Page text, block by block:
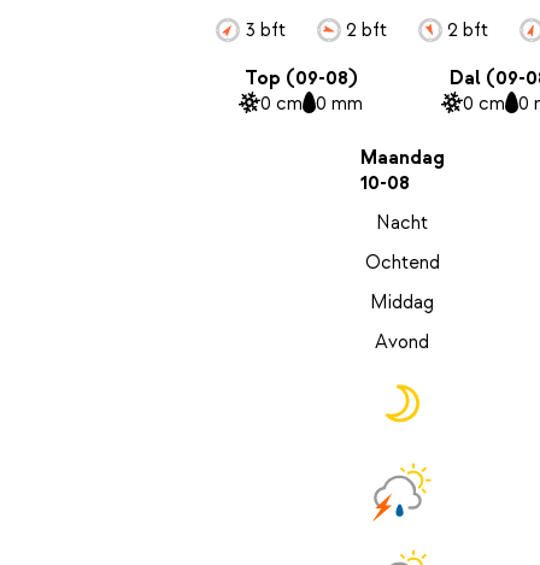
3 bft 2 bft 2 bft
Top (09-08)
0 cm 0 mm
Dal (09-
0 cm 0
Maandag
10-08
Nacht
Ochtend
Middag
Avond